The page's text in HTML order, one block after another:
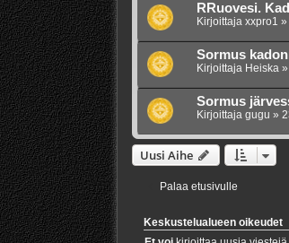
RRuovesi.
Kirjoittaja xxpro1 »
Sormus
Kirjoittaja Heiska»
Sormus
Kirjoittaja gugu »
Uusi Aihe
Palaa etusivulle
Keskustelualueen oikeudet